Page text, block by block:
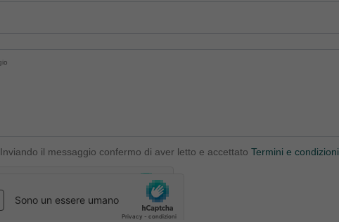
Inviando il messaggio confermo di aver letto e accettato Termini e condizioni